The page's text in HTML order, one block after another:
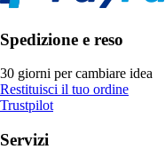
Spedizione e reso
30 giorni per cambiare idea
Restituisci il tuo ordine
Trustpilot
Servizi